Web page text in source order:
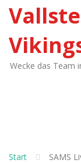
Wecke das Team
Start SAMS